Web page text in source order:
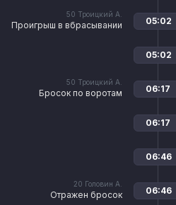
50 Троицкий А.
Проигрыш в вбрасывании 05:02
05:02
50 Троицкий А.
Бросок по воротам 06:17
06:17
06:46
20 Головин А.
Отражен бросок 06:46